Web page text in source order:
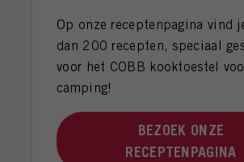
Op onze receptenpagina vind
dan 200 recepten, speciaal
voor het COBB kooktoestel
camping!
BEZOEK ONZE
RECEPTENPAGINA